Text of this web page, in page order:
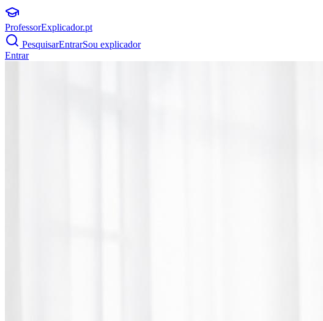
ProfessorExplicador.pt
PesquisarEntrarSou explicador
Entrar